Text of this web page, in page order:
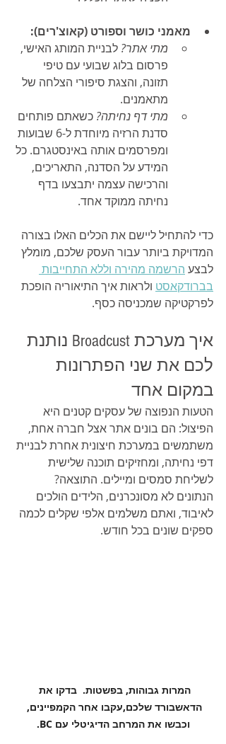
מאמני כושר וספורט (קאוצ'רים):
מתי אתר? לבניית המותג האישי,
פרסום בלוג שבועי עם טיפי
תזונה, והצגת סיפורי הצלחה של
מתאמנים.
מתי דף נחיתה? כשאתם פותחים
סדנת הרזיה מיוחדת ל-6 שבועות
ומפרסמים אותה באינסטגרם. כל
המידע על הסדנה, התאריכים,
והרכישה עצמה יתבצעו בדף
נחיתה ממוקד אחד.
כדי להתחיל ליישם את הכלים האלו בצורה
המדויקת ביותר עבור העסק שלכם, מומלץ
לבצע הרשמה מהירה וללא התחייבות
בברודקאסט ולראות איך התיאוריה הופכת
לפרקטיקה שמכניסה כסף.
איך מערכת Broadcust נותנת
לכם את שני הפתרונות
במקום אחד
הטעות הנפוצה של עסקים קטנים היא
הפיצול: הם בונים אתר אצל חברה אחת,
משתמשים במערכת חיצונית אחרת לבניית
דפי נחיתה, ומחזיקים תוכנה שלישית
לשליחת סמסים ומיילים. התוצאה?
הנתונים לא מסונכרנים, הלידים הולכים
לאיבוד, ואתם משלמים אלפי שקלים לכמה
ספקים שונים בכל חודש.
המרות גבוהות, בפשטות.  בדקו את
הדאשבורד שלכם,עקבו אחר הקמפיינים,
וכבשו את המרחב הדיגיטלי עם BC.